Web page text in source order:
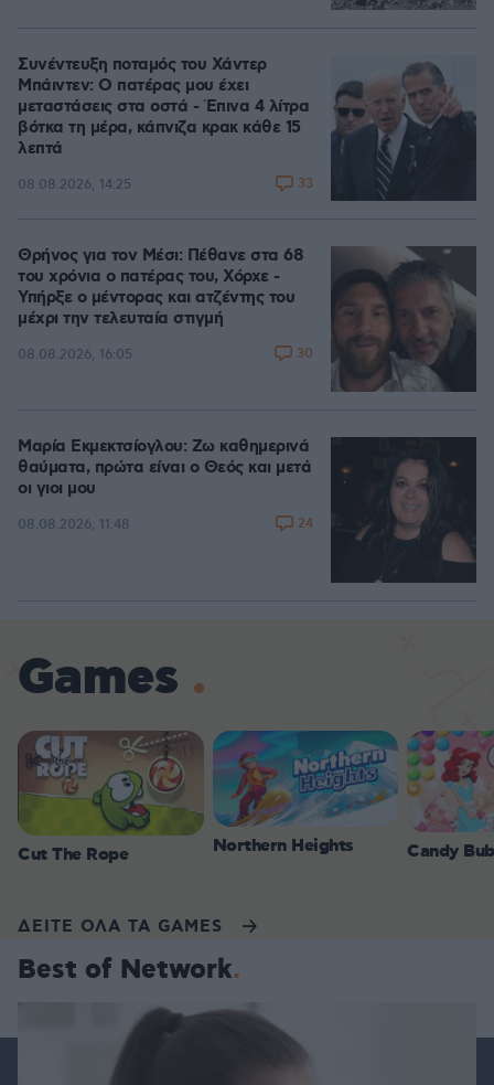
Συνέντευξη ποταμός του Χάντερ
Μπάιντεν: Ο πατέρας μου έχει
μεταστάσεις στα οστά - Έπινα 4 λίτρα
βότκα τη μέρα, κάπνιζα κρακ κάθε 15
λεπτά
08.08.2026, 14:25 33
Θρήνος για τον Μέσι: Πέθανε στα 68
του χρόνια ο πατέρας του, Χόρχε -
Υπήρξε ο μέντορας και ατζέντης του
μέχρι την τελευταία στιγμή
08.08.2026, 16:05 30
Μαρία Εκμεκτσίογλου: Ζω καθημερινά
θαύματα, πρώτα είναι ο Θεός και μετά
οι γιοι μου
08.08.2026, 11:48 24
Games
Cut The Rope Northern Heights Candy
ΔΕΙΤΕ ΟΛΑ ΤΑ GAMES
Best of Network